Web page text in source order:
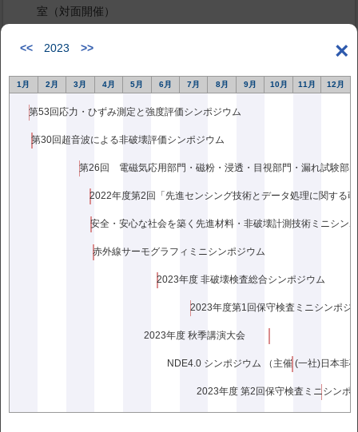
×
<< 2023 >>
1月 2月 3月 4月 5月 6月 7月 8月 9月 10月 11月 12月
第53回応力・ひずみ測定と強度評価シンポジウム
第30回超音波による非破壊評価シンポジウム
2022年度第2回「先進センシング技術とデータ処理に関する
安全・安心な社会を築く先進材料・非破壊計測技術ミニシン
赤外線サーモグラフィミニシンポジウム
2023年度 非破壊検査総合シンポジウム
2023年度第1回保守検査ミニシンポジ
2023年度 秋季講演大会
NDE4.0 シンポジウム （主催 (一社)日本非
2023年度 第2回保守検査ミニシンポ
室（対面開催）
門・漏れ試験部門合同シンポジウム
日 程： 2023年 3月16日(木)
会 場： 日本非破壊検査協会 6階 B・C 会議室
開催形式： 対面及びオンライン(Zoom)を併用したハイ
ブリッド形式
講演プログラム： ⇒ プログラム
2023.02.15更新
第25回 電磁気応用部門・磁粉・浸透・目視部
門・漏れ試験部門合同シンポジウム
第25回 電磁気応用部門・磁粉・浸透・目視部門・漏れ
「表面探傷技術による健全性診断、品質検査」